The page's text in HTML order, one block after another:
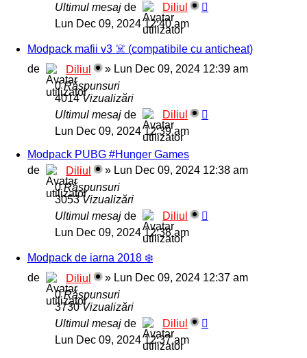
Ultimul mesaj de
Diliul
Lun Dec 09, 2024 12:40 am
Modpack mafii v3 ☠️ (compatibile cu anticheat)
de
Diliul » Lun Dec 09, 2024 12:39 am
0Răspunsuri
4014Vizualizări
Ultimul mesaj de
Diliul
Lun Dec 09, 2024 12:39 am
Modpack PUBG #Hunger Games
de
Diliul » Lun Dec 09, 2024 12:38 am
0Răspunsuri
3053Vizualizări
Ultimul mesaj de
Diliul
Lun Dec 09, 2024 12:38 am
Modpack de iarna 2018 ❄️
de
Diliul » Lun Dec 09, 2024 12:37 am
0Răspunsuri
3730Vizualizări
Ultimul mesaj de
Diliul
Lun Dec 09, 2024 12:37 am